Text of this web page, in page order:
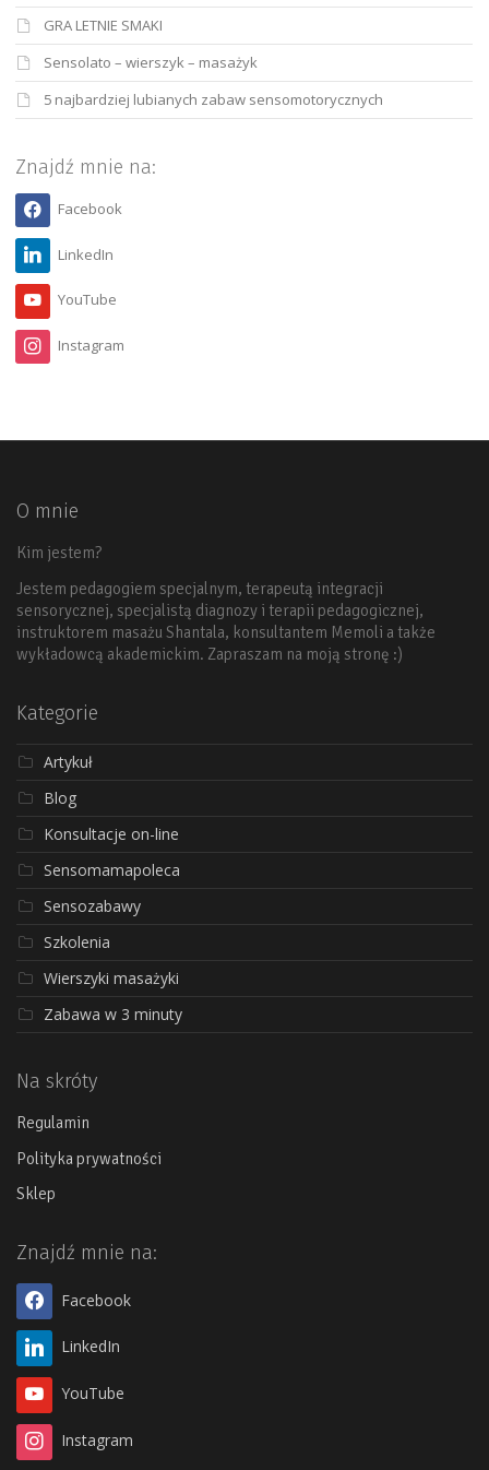
GRA LETNIE SMAKI
Sensolato – wierszyk – masażyk
5 najbardziej lubianych zabaw sensomotorycznych
Znajdź mnie na:
Facebook
LinkedIn
YouTube
Instagram
O mnie
Kim jestem?
Jestem pedagogiem specjalnym, terapeutą integracji
sensorycznej, specjalistą diagnozy i terapii pedagogicznej,
instruktorem masażu Shantala, konsultantem Memoli a także
wykładowcą akademickim. Zapraszam na moją stronę :)
Kategorie
Artykuł
Blog
Konsultacje on-line
Sensomamapoleca
Sensozabawy
Szkolenia
Wierszyki masażyki
Zabawa w 3 minuty
Na skróty
Regulamin
Polityka prywatności
Sklep
Znajdź mnie na:
Facebook
LinkedIn
YouTube
Instagram